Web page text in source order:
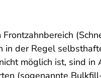
der Regel
möglich ist, sind
(sogenannte